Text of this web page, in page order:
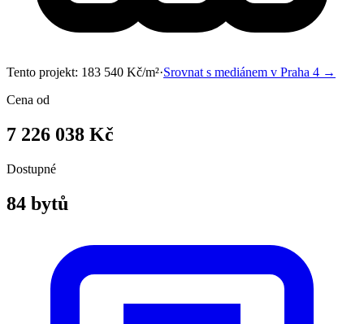
Tento projekt: 183 540 Kč/m²·Srovnat s mediánem v Praha 4 →
Cena od
7 226 038 Kč
Dostupné
84 bytů